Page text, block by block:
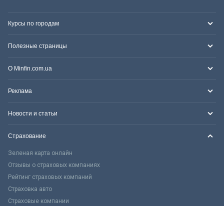
Курсы по городам
Полезные страницы
О Minfin.com.ua
Реклама
Новости и статьи
Страхование
Зеленая карта онлайн
Отзывы о страховых компаниях
Рейтинг страховых компаний
Страховка авто
Страховые компании